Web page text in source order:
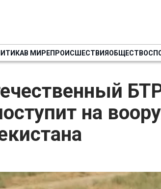
В МИРЕПРОИСШЕСТВИЯОБЩЕСТВО
на